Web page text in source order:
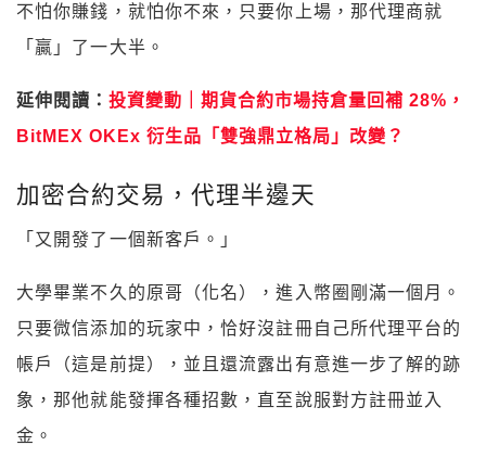
不怕你賺錢，就怕你不來，只要你上場，那代理商就
「贏」了一大半。
延伸閱讀： 投資變動｜期貨合約市場持倉量回補 28%，
BitMEX OKEx 衍生品「雙強鼎立格局」改變？
加密合約交易，代理半邊天
「又開發了一個新客戶。」
大學畢業不久的原哥（化名），進入幣圈剛滿一個月。
只要微信添加的玩家中，恰好沒註冊自己所代理平台的
帳戶（這是前提），並且還流露出有意進一步了解的跡
象，那他就能發揮各種招數，直至說服對方註冊並入
金。